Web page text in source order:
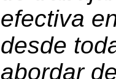
efectiva
desde
abordar